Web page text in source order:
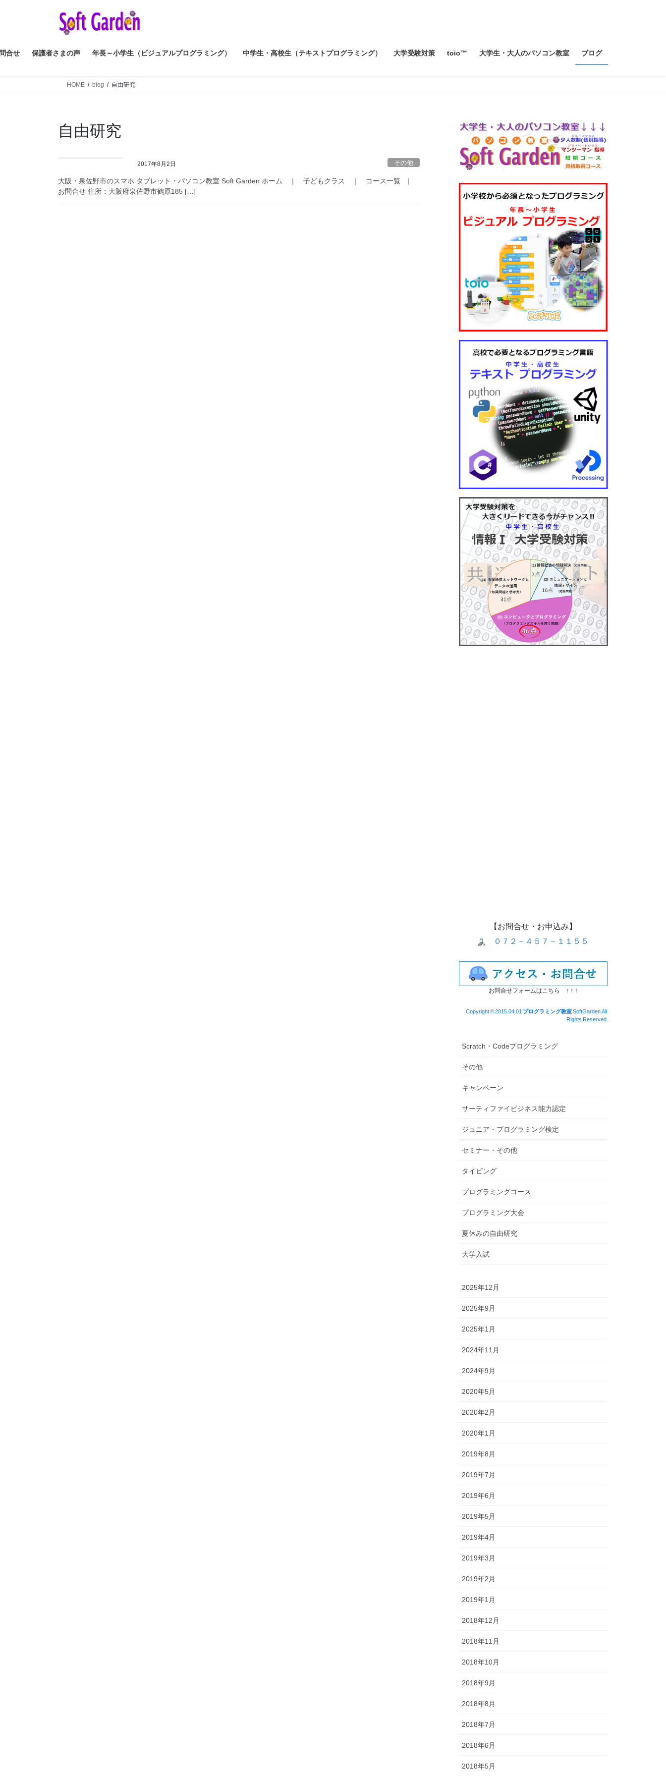
ツ
シ合せ 保護者さまの声 年長～小学生（ビジュアルプログラミング） 中学生・高校生（テキストプログラミング） 大学受験対策 toio™ 大学生・大人のパソコン教室 ブログ
HOME blog 自由研究
自由研究
2017年8月2日 その他
大阪・泉佐野市のスマホ タブレット・パソコン教室 Soft Garden ホーム ｜ 子どもクラス ｜ コース一覧 |
お問合せ 住所：大阪府泉佐野市鶴原185 […]
【お問合せ・お申込み】
０７２－４５７－１１５５
お問合せフォームはこちら ↑ ↑ ↑
Copyright © 2015.04.01 プログラミング教室SoftGarden All
Rights Reserved.
Scratch・Codeプログラミング
その他
キャンペーン
サーティファイビジネス能力認定
ジュニア・プログラミング検定
セミナー・その他
タイピング
プログラミングコース
プログラミング大会
夏休みの自由研究
大学入試
2025年12月
2025年9月
2025年1月
2024年11月
2024年9月
2020年5月
2020年2月
2020年1月
2019年8月
2019年7月
2019年6月
2019年5月
2019年4月
2019年3月
2019年2月
2019年1月
2018年12月
2018年11月
2018年10月
2018年9月
2018年8月
2018年7月
2018年6月
2018年5月